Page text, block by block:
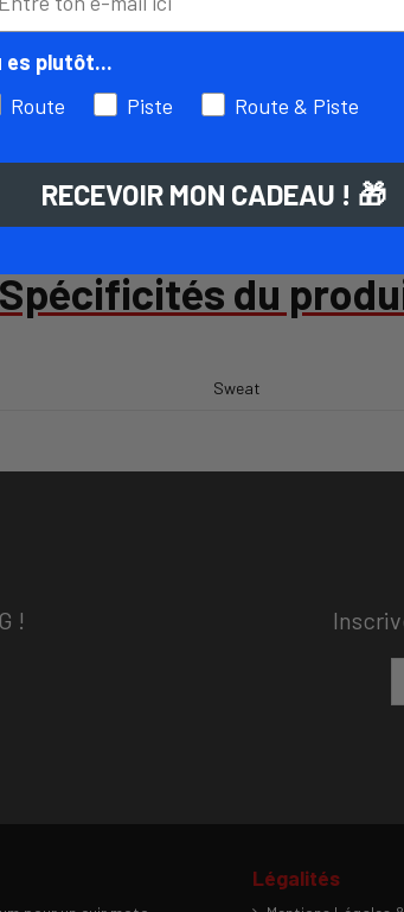
Spécificités du
Sweat
!
Légalités
es plutôt...
Route
Piste Route & Piste
RECEVOIR MON CADEAU ! 🎁